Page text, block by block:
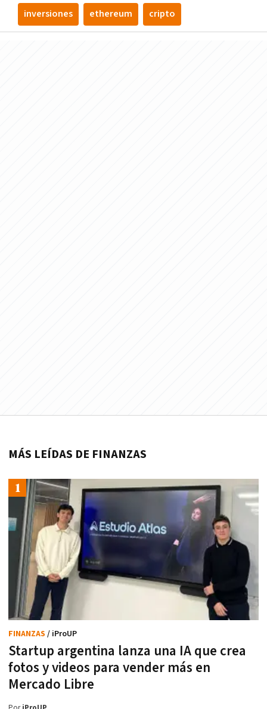
inversiones ethereum cripto
MÁS LEÍDAS DE FINANZAS
Startup argentina lanza una IA que crea
fotos y videos para vender más en
Mercado Libre
FINANZAS / iProUP